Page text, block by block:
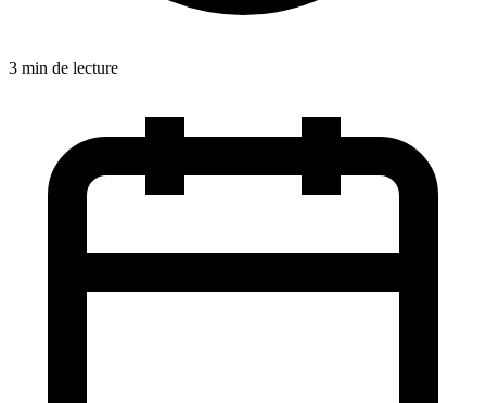
3 min de lecture